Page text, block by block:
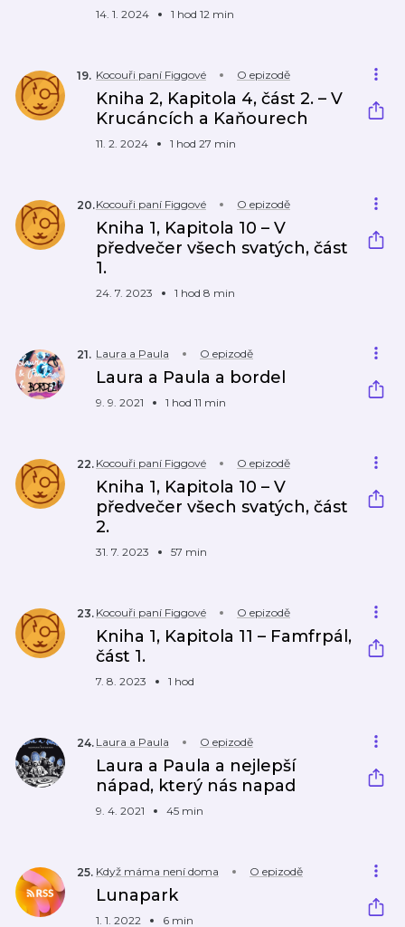
14. 1. 2024 1 hod 12 min
19. Kocouři paní Figgové O epizodě
Kniha 2, Kapitola 4, část 2. – V
Krucáncích a Kaňourech
11. 2. 2024 1 hod 27 min
20.Kocouři paní Figgové O epizodě
Kniha 1, Kapitola 10 – V
předvečer všech svatých, část
1.
24. 7. 2023 1 hod 8 min
21. Laura a Paula O epizodě
Laura a Paula a bordel
9. 9. 2021 1 hod 11 min
22. Kocouři paní Figgové O epizodě
Kniha 1, Kapitola 10 – V
předvečer všech svatých, část
2.
31. 7. 2023 57 min
23. Kocouři paní Figgové O epizodě
Kniha 1, Kapitola 11 – Famfrpál,
část 1.
7. 8. 2023 1 hod
24. Laura a Paula O epizodě
Laura a Paula a nejlepší
nápad, který nás napad
9. 4. 2021 45 min
25. Když máma není doma O epizodě
Lunapark
1. 1. 2022 6 min